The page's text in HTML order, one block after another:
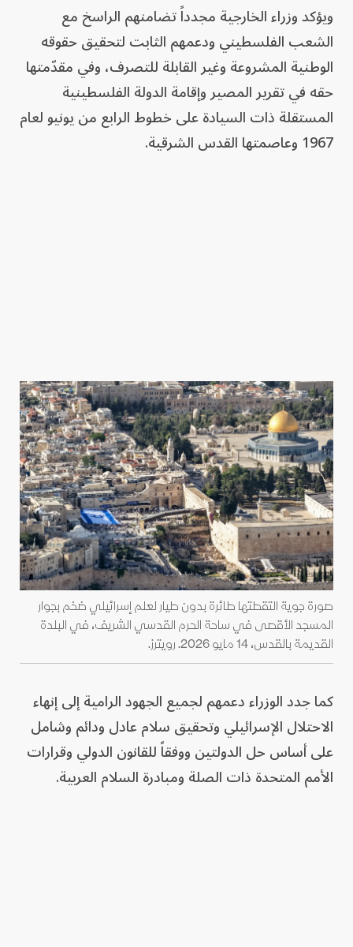
ويؤكد وزراء الخارجية مجدداً تضامنهم الراسخ مع
الشعب الفلسطيني ودعمهم الثابت لتحقيق حقوقه
الوطنية المشروعة وغير القابلة للتصرف، وفي مقدّمتها
حقه في تقرير المصير وإقامة الدولة الفلسطينية
المستقلة ذات السيادة على خطوط الرابع من يونيو لعام
1967 وعاصمتها القدس الشرقية.
صورة جوية التقطتها طائرة بدون طيار لعلم إسرائيلي ضخم بجوار
المسجد الأقصى في ساحة الحرم القدسي الشريف، في البلدة
القديمة بالقدس، 14 مايو 2026. رويترز.
كما جدد الوزراء دعمهم لجميع الجهود الرامية إلى إنهاء
الاحتلال الإسرائيلي وتحقيق سلام عادل ودائم وشامل
على أساس حل الدولتين ووفقاً للقانون الدولي وقرارات
الأمم المتحدة ذات الصلة ومبادرة السلام العربية.